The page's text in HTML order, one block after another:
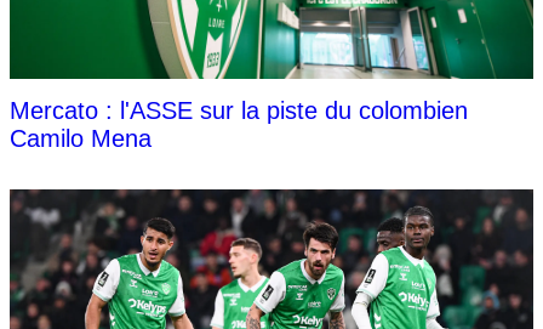
Mercato : l'ASSE sur la piste du colombien
Camilo Mena